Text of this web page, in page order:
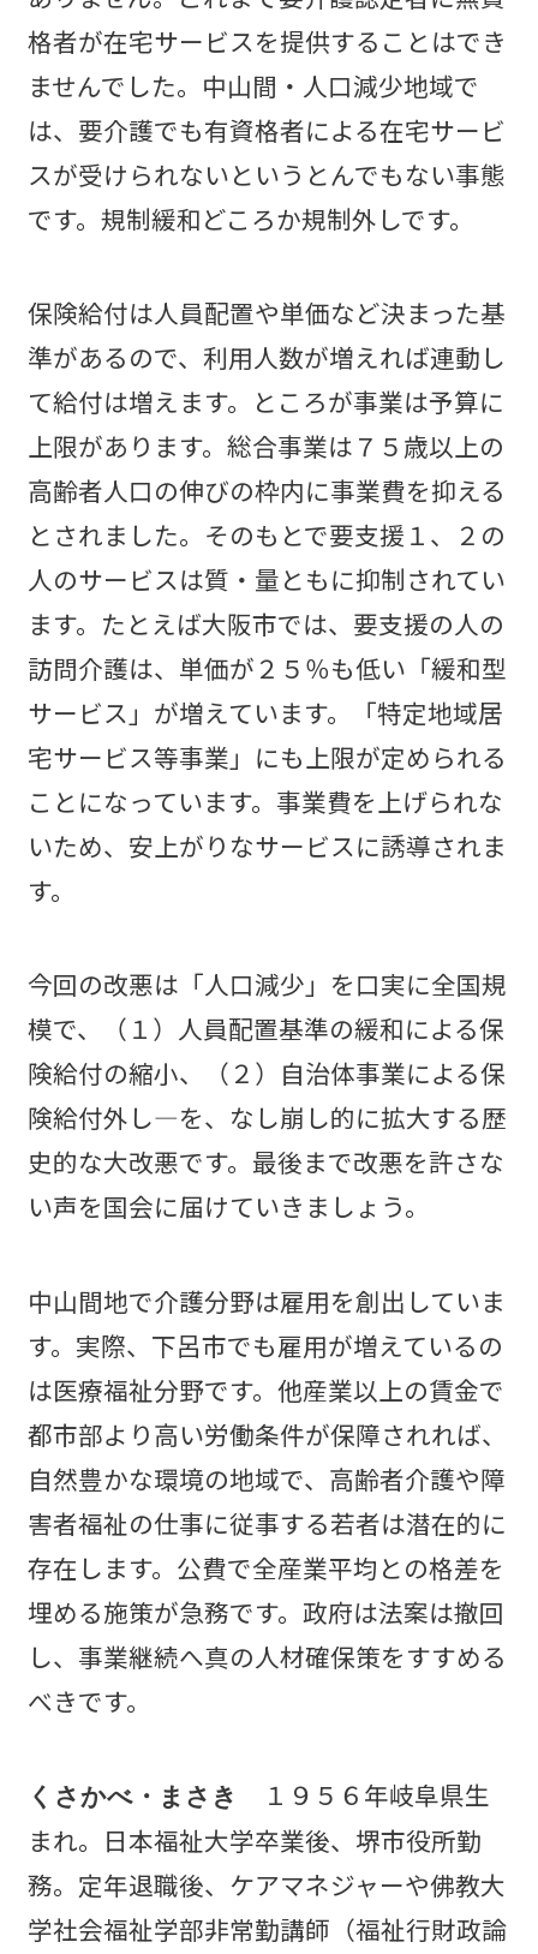
格者が在宅サービスを提供することはでき
ませんでした。中山間・人口減少地域で
は、要介護でも有資格者による在宅サービ
スが受けられないというとんでもない事態
です。規制緩和どころか規制外しです。
保険給付は人員配置や単価など決まった基
準があるので、利用人数が増えれば連動し
て給付は増えます。ところが事業は予算に
上限があります。総合事業は７５歳以上の
高齢者人口の伸びの枠内に事業費を抑える
とされました。そのもとで要支援１、２の
人のサービスは質・量ともに抑制されてい
ます。たとえば大阪市では、要支援の人の
訪問介護は、単価が２５％も低い「緩和型
サービス」が増えています。「特定地域居
宅サービス等事業」にも上限が定められる
ことになっています。事業費を上げられな
いため、安上がりなサービスに誘導されま
す。
今回の改悪は「人口減少」を口実に全国規
模で、（１）人員配置基準の緩和による保
険給付の縮小、（２）自治体事業による保
険給付外し―を、なし崩し的に拡大する歴
史的な大改悪です。最後まで改悪を許さな
い声を国会に届けていきましょう。
中山間地で介護分野は雇用を創出していま
す。実際、下呂市でも雇用が増えているの
は医療福祉分野です。他産業以上の賃金で
都市部より高い労働条件が保障されれば、
自然豊かな環境の地域で、高齢者介護や障
害者福祉の仕事に従事する若者は潜在的に
存在します。公費で全産業平均との格差を
埋める施策が急務です。政府は法案は撤回
し、事業継続へ真の人材確保策をすすめる
べきです。
くさかべ・まさき
１９５６年岐阜県生
まれ。日本福祉大学卒業後、堺市役所勤
務。定年退職後、ケアマネジャーや佛教大
学社会福祉学部非常勤講師（福祉行財政論